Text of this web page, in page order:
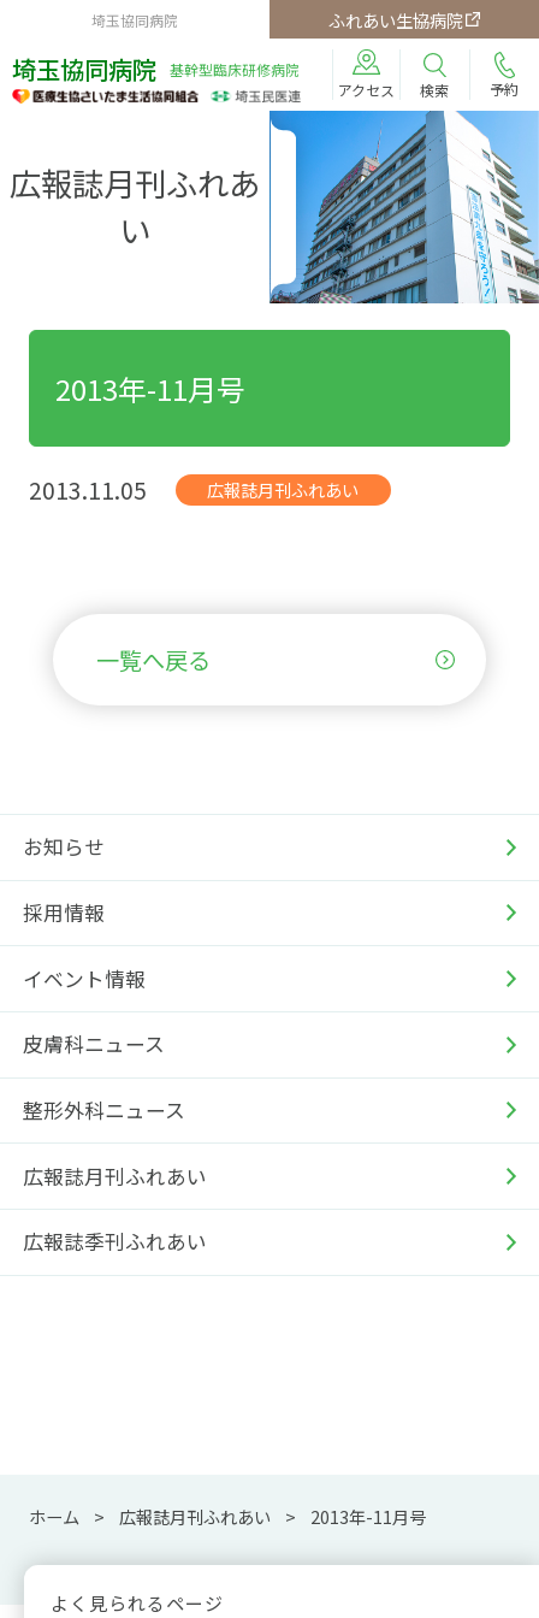
埼玉協同病院 ふれあい生協病院
埼玉協同病院
基幹型臨床研修病院
アクセス
検索 予約
広報誌月刊ふれあ
い
お知らせ
採用情報
イベント情報
皮膚科ニュース
整形外科ニュース
広報誌月刊ふれあい
広報誌季刊ふれあい
2013年-11月号
2013.11.05 広報誌月刊ふれあい
一覧へ戻る
ホーム 広報誌月刊ふれあい 2013年-11月号
よく見られるページ